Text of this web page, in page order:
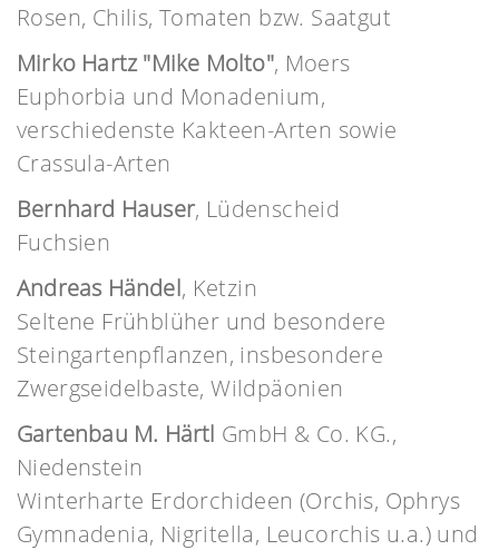
Rosen, Chilis, Tomaten bzw. Saatgut
Mirko Hartz "Mike Molto", Moers
Euphorbia und Monadenium,
verschiedenste Kakteen-Arten sowie
Crassula-Arten
Bernhard Hauser, Lüdenscheid
Fuchsien
Andreas Händel, Ketzin
Seltene Frühblüher und besondere
Steingartenpflanzen, insbesondere
Zwergseidelbaste, Wildpäonien
Gartenbau M. Härtl GmbH & Co. KG.,
Niedenstein
Winterharte Erdorchideen (Orchis, Ophrys
Gymnadenia, Nigritella, Leucorchis u.a.) und